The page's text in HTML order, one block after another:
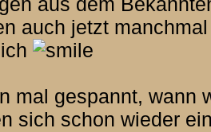
auch jetzt
mal gespannt, wann
sich schon wieder